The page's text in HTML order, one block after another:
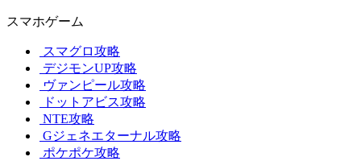
スマホゲーム
スマグロ攻略
デジモンUP攻略
ヴァンピール攻略
ドットアビス攻略
NTE攻略
Gジェネエターナル攻略
ポケポケ攻略